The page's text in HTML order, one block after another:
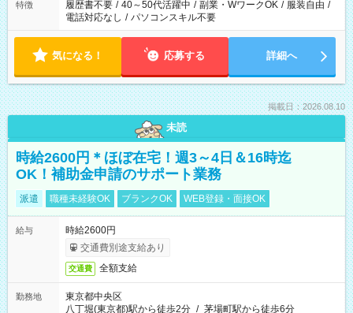
特徴 履歴書不要 / 40～50代活躍中 / 副業・WワークOK / 服装自由 /
電話対応なし / パソコンスキル不要
気になる！ 応募する 詳細へ
掲載日：2026.08.10
未読
時給2600円＊ほぼ在宅！週3～4日＆16時迄
OK！補助金申請のサポート業務
派遣 職種未経験OK ブランクOK WEB登録・面接OK
給与
時給2600円
交通費別途支給あり
交通費 全額支給
勤務地
東京都中央区
八丁堀(東京都)駅から徒歩2分 / 茅場町駅から徒歩6分